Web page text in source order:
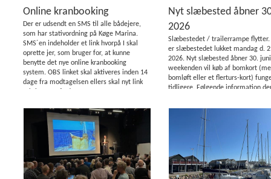
Online kranbooking
Der er udsendt en SMS til alle bådejere,
som har stativordning på Køge Marina.
SMS´en indeholder et link hvorpå I skal
oprette jer, som bruger for, at kunne
benytte det nye online kranbooking
system. OBS linket skal aktiveres inden 14
dage fra modtagelsen ellers skal nyt link
Nyt slæbested åbner
2026
Slæbestedet / trailerrampe flytter.
er slæbestedet lukket mandag d.
2026. Nyt slæbested åbner 30.
weekenden vil køb af bomkort
bomløft eller et flerturs-kort)
tidligere. Følgende information